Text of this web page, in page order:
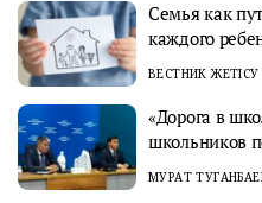
Семья как
каждого
ВЕСТНИК ЖЕТІСУ
«Дорога в
школьников
МУРАТ